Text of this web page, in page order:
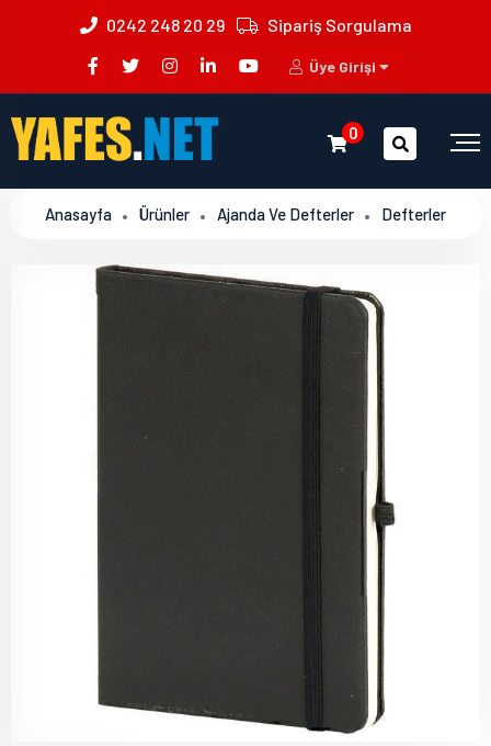
0242 248 20 29 Sipariş Sorgulama
Üye Girişi
0
Anasayfa Ürünler Ajanda Ve Defterler Defterler